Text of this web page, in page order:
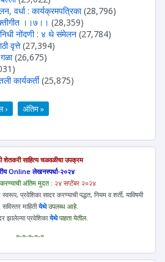
वर्धा : कार्यक्रमपत्रिका (28,796)
।।७।। (28,359)
नोंदणी : ४ थे संमेलन (27,784)
वृत्ते (27,394)
(26,675)
कार्यकर्ती (25,875)
› अंतिम »
शेतकरी साहित्य चळवळीचा उपक्रम
Online लेखनस्पर्धा-२०२४
अंतिम मुदत : २४ सप्टेंबर २०२४
स्वरूप, प्रवेशिका सादर करण्याची पद्धत, नियम व शर्ती, याविषयी
सविस्तर माहितीयेथेउपलब्ध आहे.
झालेल्या प्रवेशिकायेथेपाहता येतील.
=-=-=-=-=